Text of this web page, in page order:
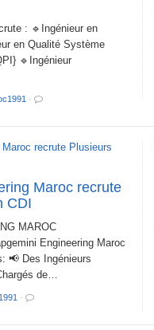
: 🔹Ingénieur en
en Qualité Système
🔹Ingénieur
·
Maroc recrute
CDI
MAROC
Engineering Maroc
📢 Des Ingénieurs
de…
·